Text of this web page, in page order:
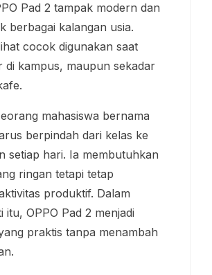
Pad 2 tampak modern dan
berbagai kalangan usia.
cocok digunakan saat
di kampus, maupun sekadar
mahasiswa bernama
berpindah dari kelas ke
setiap hari. Ia membutuhkan
ringan tetapi tetap
produktif. Dalam
itu, OPPO Pad 2 menjadi
praktis tanpa menambah